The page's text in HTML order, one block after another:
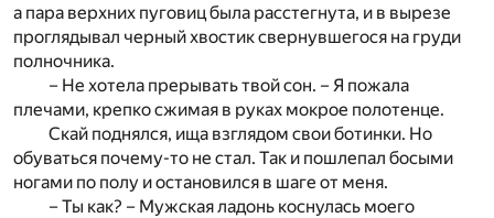
а пара верхних пуговиц была расстегнута, и в вырезе
проглядывал черный хвостик свернувшегося на груди
полночника.
– Не хотела прерывать твой сон. – Я пожала
плечами, крепко сжимая в руках мокрое полотенце.
Скай поднялся, ища взглядом свои ботинки. Но
обуваться почему-то не стал. Так и пошлепал босыми
ногами по полу и остановился в шаге от меня.
– Ты как? – Мужская ладонь коснулась моего